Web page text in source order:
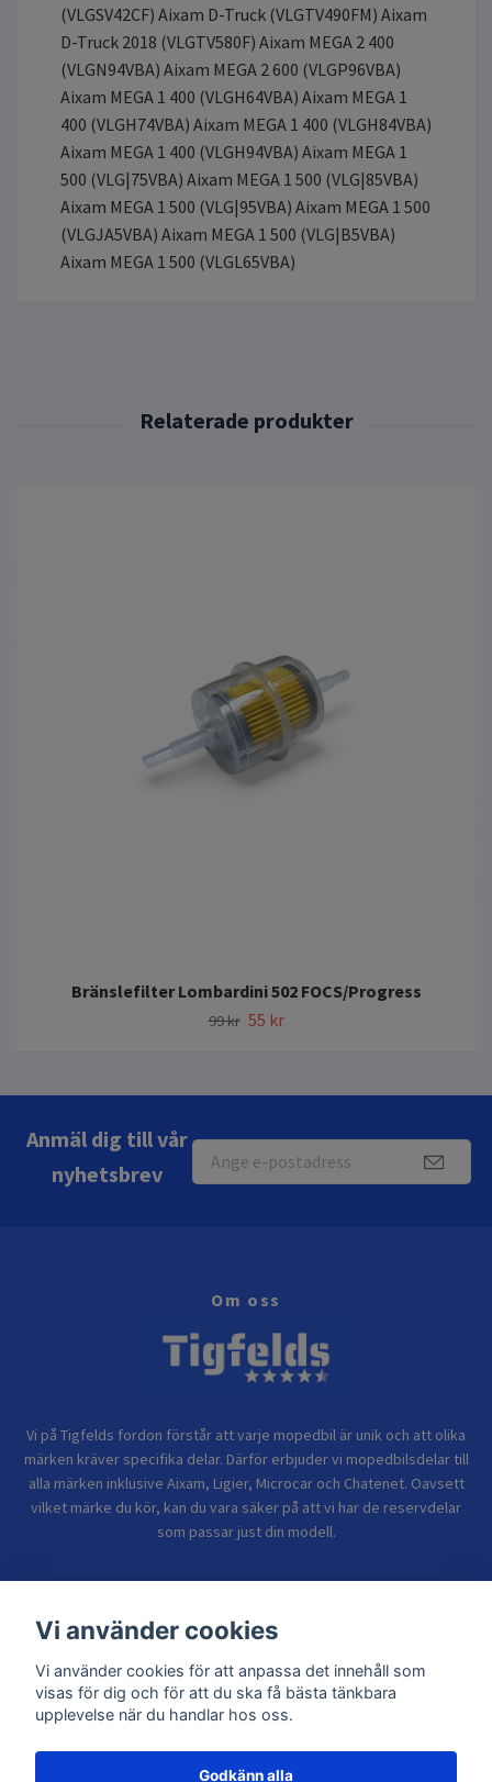
(VLGSV42CF) Aixam D-Truck (VLGTV490FM) Aixam
D-Truck 2018 (VLGTV580F) Aixam MEGA 2 400
(VLGN94VBA) Aixam MEGA 2 600 (VLGP96VBA)
Aixam MEGA 1 400 (VLGH64VBA) Aixam MEGA 1
400 (VLGH74VBA) Aixam MEGA 1 400 (VLGH84VBA)
Aixam MEGA 1 400 (VLGH94VBA) Aixam MEGA 1
500 (VLG|75VBA) Aixam MEGA 1 500 (VLG|85VBA)
Aixam MEGA 1 500 (VLG|95VBA) Aixam MEGA 1 500
(VLGJA5VBA) Aixam MEGA 1 500 (VLG|B5VBA)
Aixam MEGA 1 500 (VLGL65VBA)
Bränslefilter Lombardini 502 FOCS/Progress
99 kr 55 kr
Anmäl dig till vår
nyhetsbrev
Om oss
Vi på Tigfelds fordon förstår att varje mopedbil är unik och att olika
märken kräver specifika delar. Därför erbjuder vi mopedbilsdelar till
alla märken inklusive Aixam, Ligier, Microcar och Chatenet. Oavsett
vilket märke du kör, kan du vara säker på att vi har de reservdelar
som passar just din modell.
Sidor
Vi använder cookies
Vi använder cookies för att anpassa det innehåll som
visas för dig och för att du ska få bästa tänkbara
upplevelse när du handlar hos oss.
Godkänn alla